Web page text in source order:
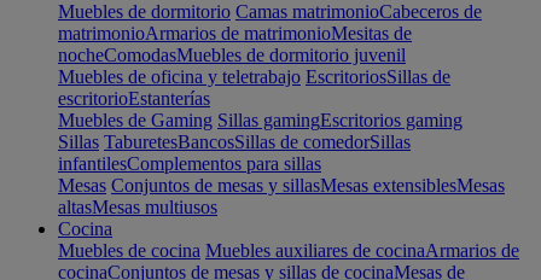
Muebles de dormitorio Camas matrimonioCabeceros de
matrimonioArmarios de matrimonioMesitas de
nocheComodasMuebles de dormitorio juvenil
Muebles de oficina y teletrabajo EscritoriosSillas de
escritorioEstanterías
Muebles de Gaming Sillas gamingEscritorios gaming
Sillas TaburetesBancosSillas de comedorSillas
infantilesComplementos para sillas
Mesas Conjuntos de mesas y sillasMesas extensiblesMesas
altasMesas multiusos
Cocina
Muebles de cocina Muebles auxiliares de cocinaArmarios de
cocinaConjuntos de mesas y sillas de cocinaMesas de